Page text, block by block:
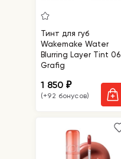
Тинт для губ
Wakemake Water
Blurring Layer Tint 06
Grafig
1 850₽
(+92 бонусов)